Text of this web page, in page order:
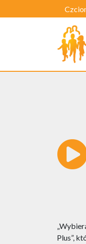
Plus”,